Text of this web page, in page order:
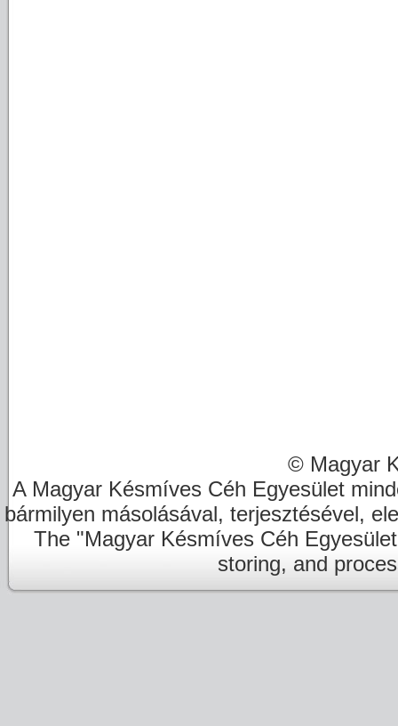
© Magyar
A Magyar Késmíves Céh Egyesület
bármilyen másolásával, terjesztésével,
The "Magyar Késmíves Céh
storing, and